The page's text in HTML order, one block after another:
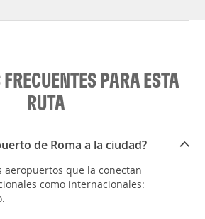
PARA ESTA
RUTA
de Roma a la ciudad?
aeropuertos que la conectan
como internacionales: